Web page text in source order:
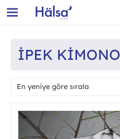
IPEK KIMONO